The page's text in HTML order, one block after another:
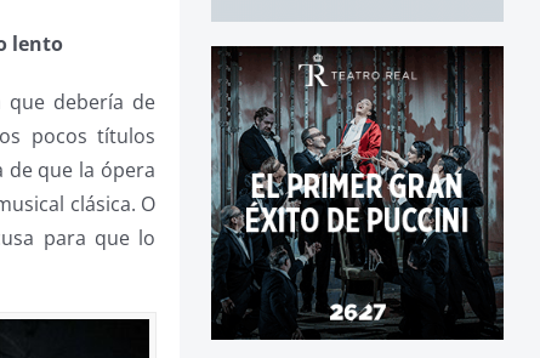
lento
que debería de
pocos títulos
de que la ópera
clásica. O
para que lo